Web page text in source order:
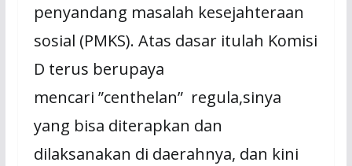
penyandang masalah kesejahteraan
sosial (PMKS). Atas dasar itulah Komisi
D terus berupaya
mencari ”centhelan” regula,sinya
yang bisa diterapkan dan
dilaksanakan di daerahnya, dan kini